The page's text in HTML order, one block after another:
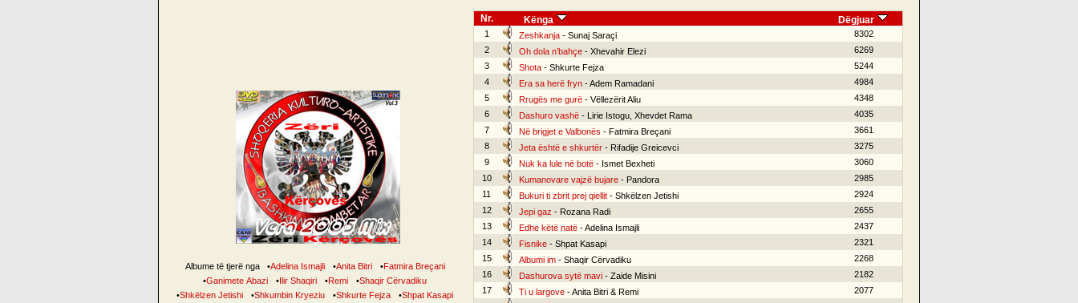
Albume të tjerë nga •Adelina Ismajli •Anita Bitri •Fatmira Breçani
•Ganimete Abazi •Ilir Shaqiri •Remi •Shaqir Cërvadiku
•Shkëlzen Jetishi •Shkumbin Kryeziu •Shkurte Fejza •Shpat Kasapi
Nr. Kënga Dëgjuar
1 Zeshkanja- Sunaj Saraçi
8302
2
Oh dola n’bahçe- Xhevahir Elezi
6269
3
Shota- Shkurte Fejza
5244
4
Era sa herë fryn- Adem Ramadani
4984
5
Rrugës me gurë- Vëllezërit Aliu
4348
6
Dashuro vashë- Lirie Istogu, Xhevdet Rama
4035
7
Në brigjet e Valbonës - Fatmira Breçani
3661
8
Jeta është e shkurtër- Rifadije Greicevci
3275
9
Nuk ka lule në botë- Ismet Bexheti
3060
10
Kumanovare vajzë bujare- Pandora
2985
11
Bukuri ti zbrit prej qiellit- Shkëlzen Jetishi
2924
12
Jepi gaz - Rozana Radi
2655
13
Edhe këtë natë- Adelina Ismajli
2437
14
Fisnike- Shpat Kasapi
2321
15
Albumi im- Shaqir Cërvadiku
2268
16
Dashurova sytë mavi- Zaide Misini
2182
17
Ti u largove- Anita Bitri & Remi
2077